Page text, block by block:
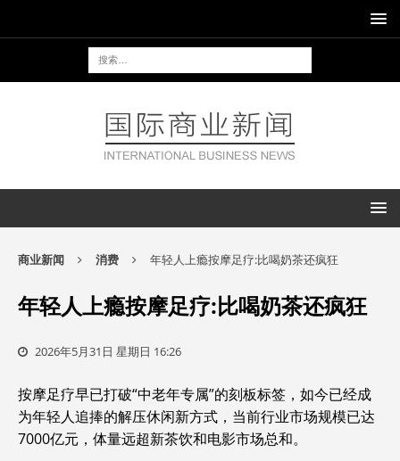
商业新闻 消费 年轻人上瘾按摩足疗:比喝奶茶还疯狂
年轻人上瘾按摩足疗:比喝奶茶还疯狂
2026年5月31日 星期日 16:26
按摩足疗早已打破“中老年专属”的刻板标签，如今已经成
为年轻人追捧的解压休闲新方式，当前行业市场规模已达
7000亿元，体量远超新茶饮和电影市场总和。